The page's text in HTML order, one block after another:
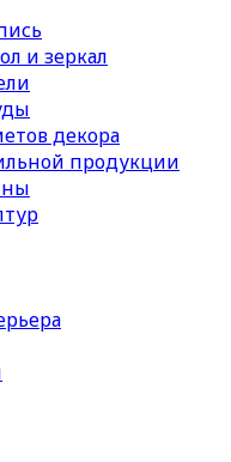
и зеркал
декора
продукции